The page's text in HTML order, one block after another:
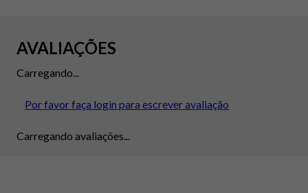
AVALIAÇÕES
Carregando...
Por favor faça login para escrever avaliação
Carregando avaliações...